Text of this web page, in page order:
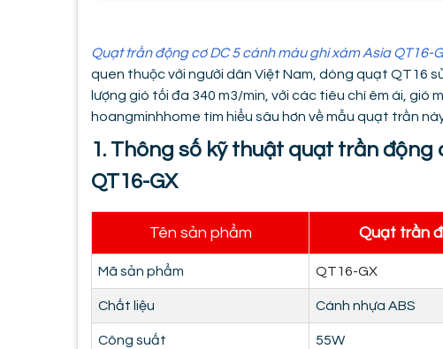
Quạt trần động cơ DC 5 cánh màu ghi xám Asia QT16-
quen thuộc với người dân Việt Nam, dòng quạt QT16
lượng gió tối đa 340 m3/min, với các tiêu chí êm ái, gió
hoangminhhome tìm hiểu sâu hơn về mẫu quạt trần
1. Thông số kỹ thuật quạt trần động
QT16-GX
Tên sản phẩm Quạt trần
Mã sản phẩm QT16-GX
Chất liệu Cánh nhựa ABS
Công suất 55W